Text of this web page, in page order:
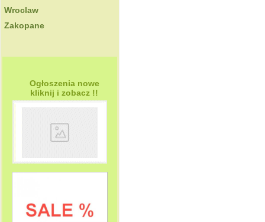
Wroclaw
Zakopane
Ogłoszenia nowe
kliknij i zobacz !!